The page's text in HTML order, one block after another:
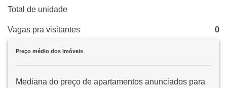
Total de unidade
Vagas pra visitantes 0
Preço médio dos imóveis
Mediana do preço de apartamentos anunciados para